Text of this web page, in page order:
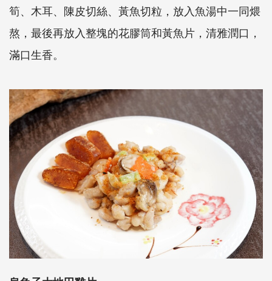
筍、木耳、陳皮切絲、黃魚切粒，放入魚湯中一同煨
熬，最後再放入整塊的花膠筒和黃魚片，清雅潤口，
滿口生香。